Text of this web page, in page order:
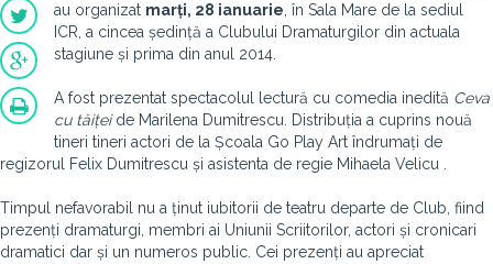
au organizat marți, 28 ianuarie , în Sala Mare de la sediul
ICR, a cincea ședință a Clubului Dramaturgilor din actuala
stagiune și prima din anul 2014.
A fost prezentat spectacolul lectură cu comedia inedită Ceva
cu tăițeide Marilena Dumitrescu. Distribuția a cuprins nouă
tineri tineri actori de la Școala Go Play Art îndrumați de
regizorul Felix Dumitrescu și asistenta de regie Mihaela Velicu .
Timpul nefavorabil nu a ținut iubitorii de teatru departe de Club, fiind
prezenți dramaturgi, membri ai Uniunii Scriitorilor, actori și cronicari
dramatici dar și un numeros public. Cei prezenți au apreciat